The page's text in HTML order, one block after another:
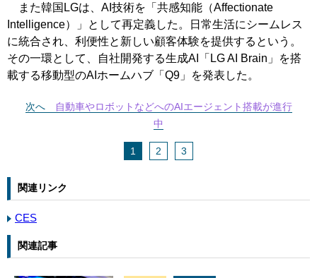
また韓国LGは、AI技術を「共感知能（Affectionate
Intelligence）」として再定義した。日常生活にシームレス
に統合され、利便性と新しい顧客体験を提供するという。
その一環として、自社開発する生成AI「LG AI Brain」を搭
載する移動型のAIホームハブ「Q9」を発表した。
次へ
自動車やロボットなどへのAIエージェント搭載が進行
中
1 2 3
関連リンク
CES
関連記事